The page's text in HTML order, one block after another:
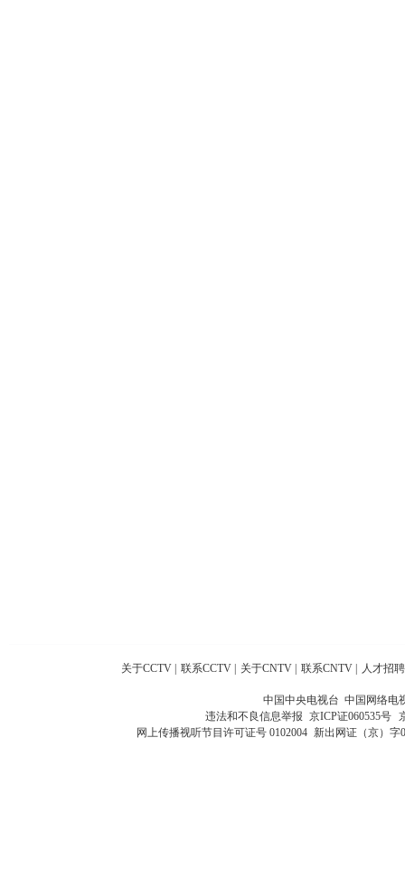
关于CCTV 联系CCTV 关于CNTV 联系CNTV 人才招聘
中国中央电视台 中国网络电
违法和不良信息举报 京ICP证060535号
网上传播视听节目许可证号 0102004 新出网证（京）